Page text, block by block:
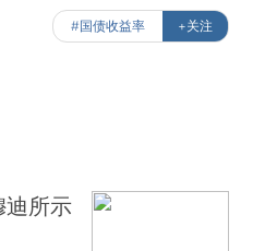
#国债收益率 +关注
迪所示